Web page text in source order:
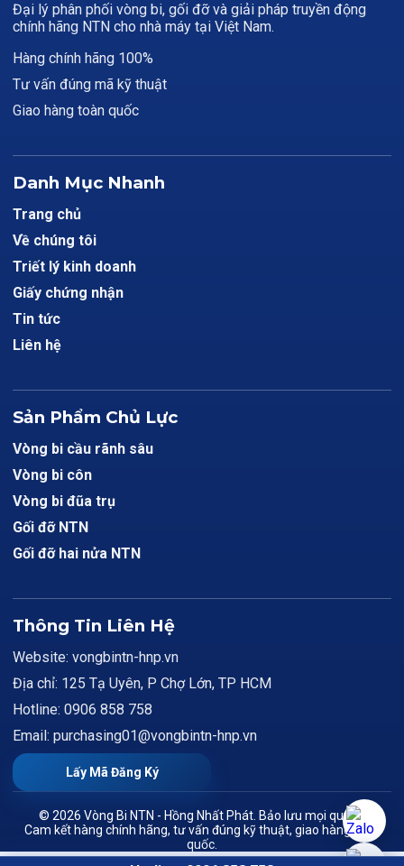
Đại lý phân phối vòng bi, gối đỡ và giải pháp truyền động
chính hãng NTN cho nhà máy tại Việt Nam.
Hàng chính hãng 100%
Tư vấn đúng mã kỹ thuật
Giao hàng toàn quốc
Danh Mục Nhanh
Trang chủ
Về chúng tôi
Triết lý kinh doanh
Giấy chứng nhận
Tin tức
Liên hệ
Sản Phẩm Chủ Lực
Vòng bi cầu rãnh sâu
Vòng bi côn
Vòng bi đũa trụ
Gối đỡ NTN
Gối đỡ hai nửa NTN
Thông Tin Liên Hệ
Website: vongbintn-hnp.vn
Địa chỉ: 125 Tạ Uyên, P Chợ Lớn, TP HCM
Hotline: 0906 858 758
Email: purchasing01@vongbintn-hnp.vn
Lấy Mã Đăng Ký
© 2026 Vòng Bi NTN - Hồng Nhất Phát. Bảo lưu mọi quyền.
Cam kết hàng chính hãng, tư vấn đúng kỹ thuật, giao hàng toàn
quốc.